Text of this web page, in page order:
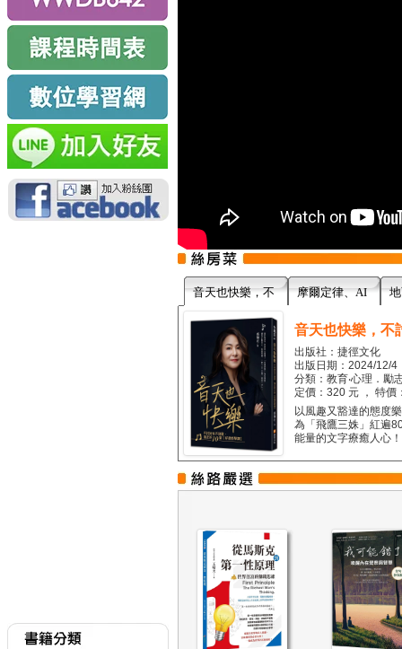
音天也快樂，不 摩爾定律、AI
音天也快樂，不
出版社：捷徑文化
出版日期：2024/12/4
分類：教育‧心理．勵
定價：320 元 ， 特價
以風趣又豁達的態度
為「飛鷹三姝」紅遍
能量的文字療癒人心